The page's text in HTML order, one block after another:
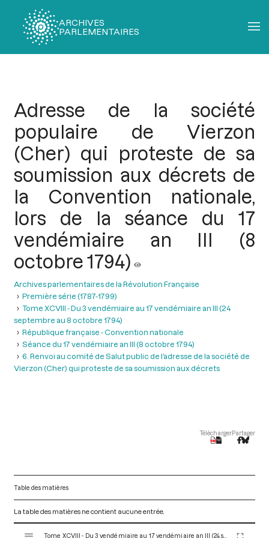
ARCHIVES
PARLEMENTAIRES
Adresse de la société
populaire de Vierzon
(Cher) qui proteste de sa
soumission aux décrets de
la Convention nationale,
lors de la séance du 17
vendémiaire an III (8
octobre 1794)
Archives parlementaires de la Révolution Française
Première série (1787-1799)
Tome XCVIII - Du 3 vendémiaire au 17 vendémiaire an III (24
septembre au 8 octobre 1794)
République française - Convention nationale
Séance du 17 vendémiaire an III (8 octobre 1794)
6. Renvoi au comité de Salut public de l’adresse de la société de
Vierzon (Cher) qui proteste de sa soumission aux décrets
TéléchargerPartager
Table des matières
La table des matières ne contient aucune entrée.